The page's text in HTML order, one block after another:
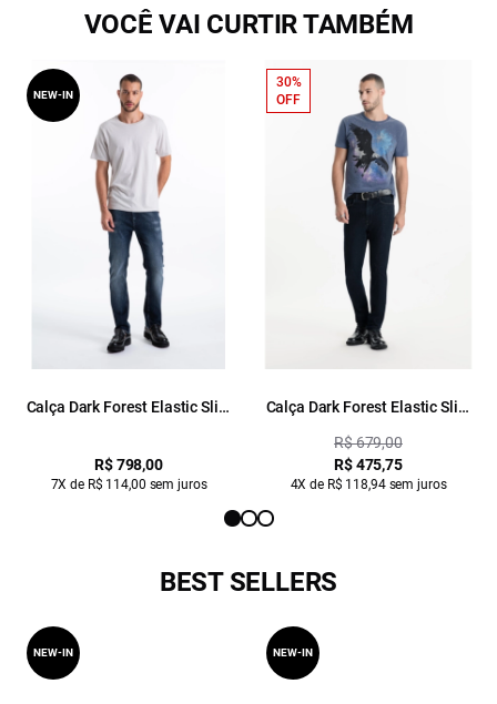
VOCÊ VAI CURTIR TAMBÉM
Calça Dark Forest Elastic Slim
R$ 798,00
7X de R$ 114,00 sem juros
NEW-IN
Calça Dark Forest Elastic Slim
R$ 679,00
R$ 475,75
4X de R$ 118,94 sem juros
30%
OFF
BEST SELLERS
NEW-IN NEW-IN